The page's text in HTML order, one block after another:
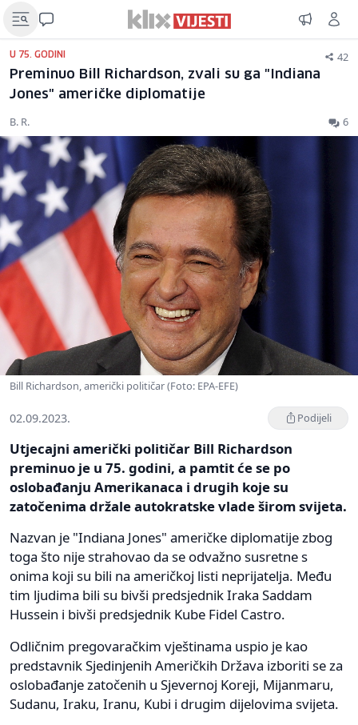
U 75. GODINI 42
Preminuo Bill Richardson, zvali su ga "Indiana
Jones" američke diplomatije
B. R. 6
Bill Richardson, američki političar (Foto: EPA-EFE)
02.09.2023. Podijeli
Utjecajni američki političar Bill Richardson
preminuo je u 75. godini, a pamtit će se po
oslobađanju Amerikanaca i drugih koje su
zatočenima držale autokratske vlade širom svijeta.
Nazvan je "Indiana Jones" američke diplomatije zbog
toga što nije strahovao da se odvažno susretne s
onima koji su bili na američkoj listi neprijatelja. Među
tim ljudima bili su bivši predsjednik Iraka Saddam
Hussein i bivši predsjednik Kube Fidel Castro.
Odličnim pregovaračkim vještinama uspio je kao
predstavnik Sjedinjenih Američkih Država izboriti se za
oslobađanje zatočenih u Sjevernoj Koreji, Mijanmaru,
Sudanu, Iraku, Iranu, Kubi i drugim dijelovima svijeta.